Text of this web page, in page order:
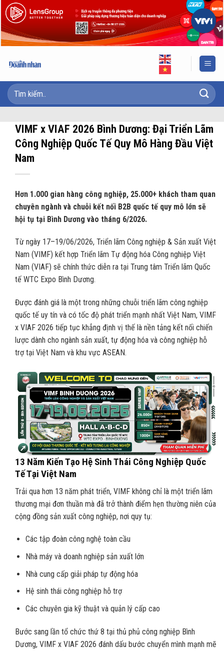
Skip
to
content
VIMF x VIAF 2026 Bình Dương: Đại Triển Lãm
Công Nghiệp Quốc Tế Quy Mô Hàng Đầu Việt
Nam
Hơn 1.000 gian hàng công nghiệp, 25.000+ khách tham quan
chuyên ngành và chuỗi kết nối B2B quốc tế quy mô lớn sẽ
hội tụ tại Bình Dương vào tháng 6/2026.
Từ ngày 17–19/06/2026, Triển lãm Công nghiệp & Sản xuất Việt
Nam (VIMF) kết hợp Triển lãm Tự động hóa Công nghiệp Việt
Nam (VIAF) sẽ chính thức diễn ra tại Trung tâm Triển lãm Quốc
tế WTC Expo Bình Dương.
Được đánh giá là một trong những chuỗi triển lãm công nghiệp
quốc tế uy tín và có tốc độ phát triển mạnh nhất Việt Nam, VIMF
x VIAF 2026 tiếp tục khẳng định vị thế là nền tảng kết nối chiến
lược dành cho ngành sản xuất, tự động hóa và công nghiệp hỗ
trợ tại Việt Nam và khu vực ASEAN.
13 Năm Kiến Tạo Hệ Sinh Thái Công Nghiệp Quốc
Tế Tại Việt Nam
Trải qua hơn 13 năm phát triển, VIMF không chỉ là một triển lãm
thương mại đơn thuần mà đã trở thành điểm hẹn thường niên của
cộng đồng sản xuất công nghiệp, nơi quy tụ:
Các tập đoàn công nghệ toàn cầu
Nhà máy và doanh nghiệp sản xuất lớn
Nhà cung cấp giải pháp tự động hóa
Hệ sinh thái công nghiệp hỗ trợ
Các chuyên gia kỹ thuật và quản lý cấp cao
Bước sang lần tổ chức thứ 8 tại thủ phủ công nghiệp Bình
Dương, VIMF x VIAF 2026 đánh dấu bước chuyển mình mạnh mẽ